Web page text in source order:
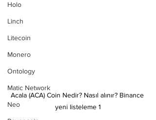
Holo
Linch
Litecoin
Monero
Ontology
Matic Network
Neo
Acala (ACA) Coin Nedir? Nasıl alınır? Binance
yeni listeleme 1